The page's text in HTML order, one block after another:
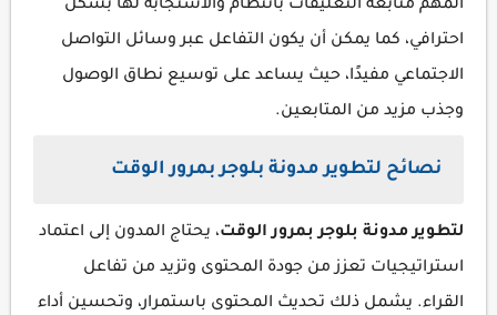
المهم متابعة التعليقات بانتظام والاستجابة لها بشكل
احترافي، كما يمكن أن يكون التفاعل عبر وسائل التواصل
الاجتماعي مفيدًا، حيث يساعد على توسيع نطاق الوصول
وجذب مزيد من المتابعين.
نصائح لتطوير مدونة بلوجر بمرور الوقت
لتطوير مدونة بلوجر بمرور الوقت، يحتاج المدون إلى اعتماد
استراتيجيات تعزز من جودة المحتوى وتزيد من تفاعل
القراء. يشمل ذلك تحديث المحتوى باستمرار، وتحسين أداء